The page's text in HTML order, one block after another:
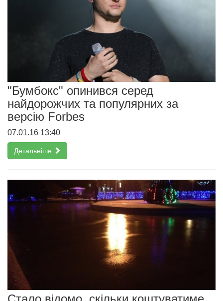
"Бумбокс" опинився серед
найдорожчих та популярних за
версію Forbes
07.01.16 13:40
Детальніше